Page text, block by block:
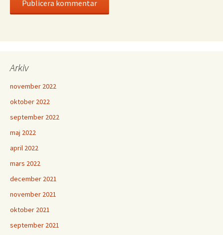
Arkiv
november 2022
oktober 2022
september 2022
maj 2022
april 2022
mars 2022
december 2021
november 2021
oktober 2021
september 2021